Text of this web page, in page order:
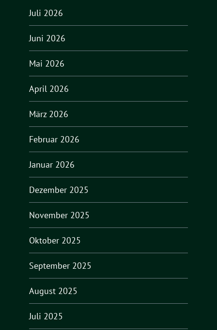
Juli 2026
Juni 2026
Mai 2026
April 2026
März 2026
Februar 2026
Januar 2026
Dezember 2025
November 2025
Oktober 2025
September 2025
August 2025
Juli 2025